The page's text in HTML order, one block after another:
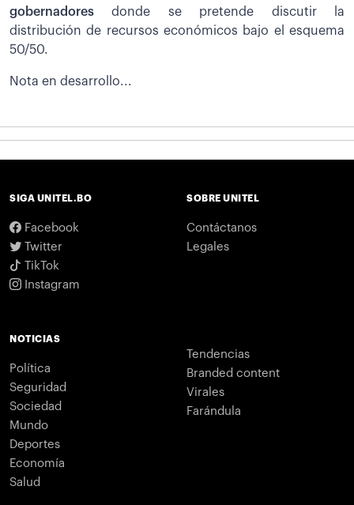
gobernadores donde se pretende discutir la
distribución de recursos económicos bajo el esquema
50/50.
Nota en desarrollo...
SIGA UNITEL.BO
Facebook
Twitter
TikTok
Instagram
SOBRE UNITEL
Contáctanos
Legales
NOTICIAS
Política
Seguridad
Sociedad
Mundo
Deportes
Economía
Salud
Tendencias
Branded content
Virales
Farándula